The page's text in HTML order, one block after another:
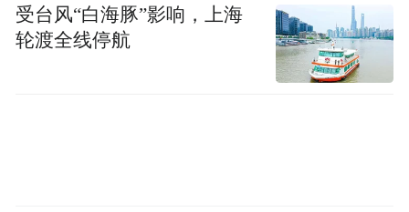
受台风“白海豚”影响，上海
轮渡全线停航